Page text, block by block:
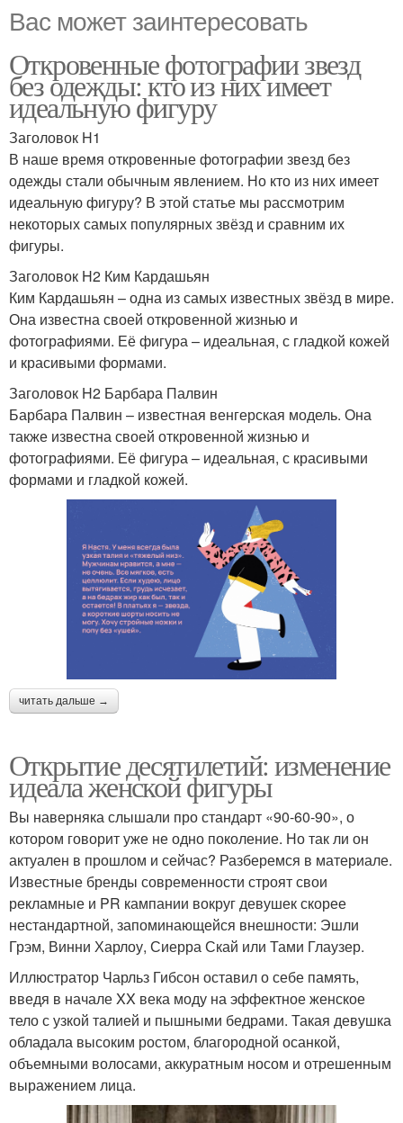
Вас может заинтересовать
Откровенные фотографии звезд
без одежды: кто из них имеет
идеальную фигуру
Заголовок H1
В наше время откровенные фотографии звезд без
одежды стали обычным явлением. Но кто из них имеет
идеальную фигуру? В этой статье мы рассмотрим
некоторых самых популярных звёзд и сравним их
фигуры.
Заголовок H2 Ким Кардашьян
Ким Кардашьян – одна из самых известных звёзд в мире.
Она известна своей откровенной жизнью и
фотографиями. Её фигура – идеальная, с гладкой кожей
и красивыми формами.
Заголовок H2 Барбара Палвин
Барбара Палвин – известная венгерская модель. Она
также известна своей откровенной жизнью и
фотографиями. Её фигура – идеальная, с красивыми
формами и гладкой кожей.
читать дальше →
Открытие десятилетий: изменение
идеала женской фигуры
Вы наверняка слышали про стандарт «90-60-90», о
котором говорит уже не одно поколение. Но так ли он
актуален в прошлом и сейчас? Разберемся в материале.
Известные бренды современности строят свои
рекламные и PR кампании вокруг девушек скорее
нестандартной, запоминающейся внешности: Эшли
Грэм, Винни Харлоу, Сиерра Скай или Тами Глаузер.
Иллюстратор Чарльз Гибсон оставил о себе память,
введя в начале XX века моду на эффектное женское
тело с узкой талией и пышными бедрами. Такая девушка
обладала высоким ростом, благородной осанкой,
объемными волосами, аккуратным носом и отрешенным
выражением лица.